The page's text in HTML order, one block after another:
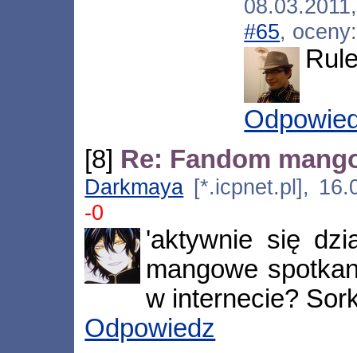
#65,
[8] Re: Fandom
Darkmaya [*.icpnet.pl],
-0
'aktywnie się
mangowe
w internecie?
Odpowiedz